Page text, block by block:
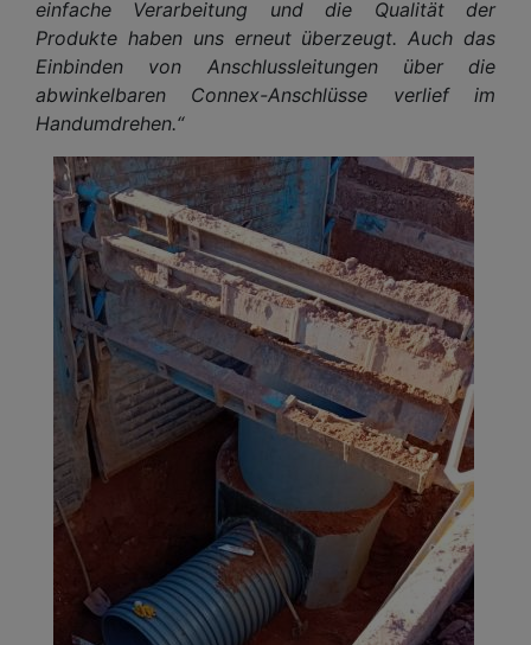
einfache Verarbeitung und die Qualität der
Produkte haben uns erneut überzeugt. Auch das
Einbinden von Anschlussleitungen über die
abwinkelbaren Connex-Anschlüsse verlief im
Handumdrehen.“